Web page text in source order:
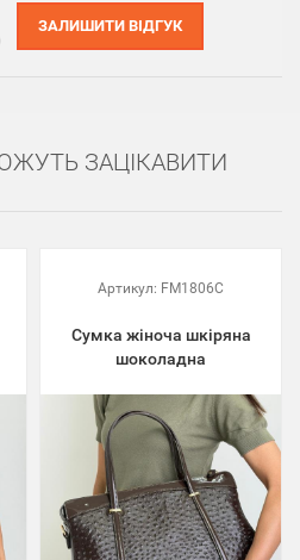
ЗАЛИШИТИ ВІДГУК
ЗАЦІКАВИТИ
Артикул: FM1806C
Сумка жіноча шкіряна
шоколадна